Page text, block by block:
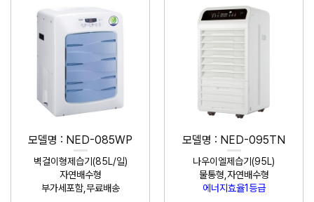
모델명 : NED-085WP
벽걸이형제습기(85L/일)
자연배수형
부가세포함,무료배송
모델명 : NED-095TN
나우이엘제습기(95L)
물통형,자연배수형
에너지효율1등급